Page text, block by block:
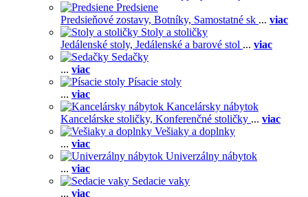
Predsiene
Predsieňové zostavy, Botníky, Samostatné sk ... viac
Stoly a stoličky
Jedálenské stoly, Jedálenské a barové stol ... viac
Sedačky
... viac
Písacie stoly
... viac
Kancelársky nábytok
Kancelárske stoličky, Konferenčné stoličky ... viac
Vešiaky a doplnky
... viac
Univerzálny nábytok
... viac
Sedacie vaky
... viac